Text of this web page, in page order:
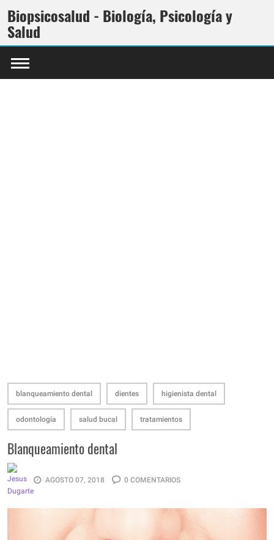
Biopsicosalud - Biología, Psicología y
Salud
blanqueamiento dental dientes higienista dental
odontología salud bucal tratamientos
Blanqueamiento dental
AGOSTO 07, 2018 0 COMENTARIOS